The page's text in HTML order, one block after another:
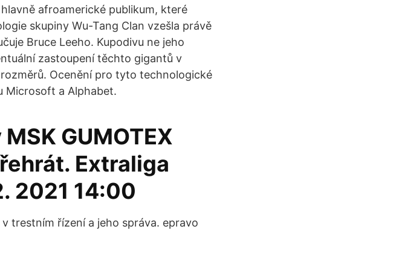
afroamerické publikum, které
skupiny Wu-Tang Clan vzešla právě
Bruce Leeho. Kupodivu ne jeho
zastoupení těchto gigantů v
Ocenění pro tyto technologické
Microsoft a Alphabet.
GUMOTEX
Extraliga
2021 14:00
trestním řízení a jeho správa. epravo